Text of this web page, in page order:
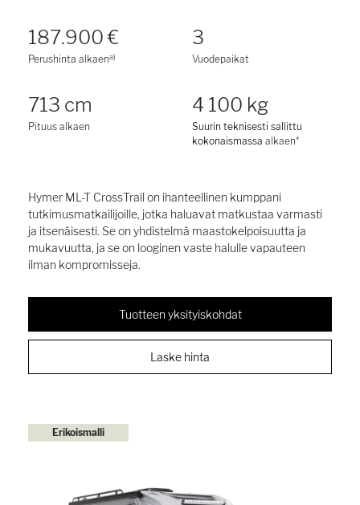
187.900 €
Perushinta alkaena)
3
Vuodepaikat
713 cm
Pituus alkaen
4 100 kg
Suurin teknisesti sallittu
kokonaismassa alkaen*
Hymer ML-T CrossTrail on ihanteellinen kumppani
tutkimusmatkailijoille, jotka haluavat matkustaa varmasti
ja itsenäisesti. Se on yhdistelmä maastokelpoisuutta ja
mukavuutta, ja se on looginen vaste halulle vapauteen
ilman kompromisseja.
Tuotteen yksityiskohdat
Laske hinta
Erikoismalli